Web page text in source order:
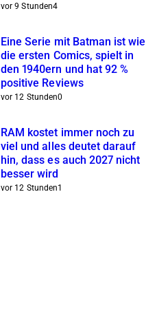
vor 9 Stunden4
Eine Serie mit Batman ist wie
die ersten Comics, spielt in
den 1940ern und hat 92 %
positive Reviews
vor 12 Stunden0
RAM kostet immer noch zu
viel und alles deutet darauf
hin, dass es auch 2027 nicht
besser wird
vor 12 Stunden1